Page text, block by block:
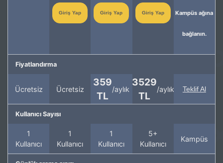
Giriş Yap Giriş Yap Giriş Yap Kampüs ağına
bağlanın.
Fiyatlandırma
Ücretsiz Ücretsiz
359
TL
/aylık
3529
TL
/aylık Teklif Al
Kullanıcı Sayısı
1
Kullanıcı
1
Kullanıcı
1
Kullanıcı
5+
Kullanıcı
Kampüs